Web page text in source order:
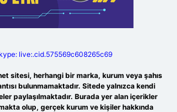
live:.cid.575569c608265c69
sitesi, herhangi bir marka, kurum veya şahıs
bulunmamaktadır. Sitede yalnızca kendi
paylaşılmaktadır. Burada yer alan içerikler
olup, gerçek kurum ve kişiler hakkında